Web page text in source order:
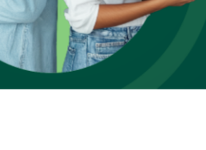
שזוגיות מעורבת מתהווה כדומה לזוגיות
ספציפית - משפחות מעורבות
של הפמיליזם המקומי.